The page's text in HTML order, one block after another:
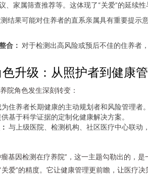
、家属筛查推荐等。这体现了“关爱”的延续性
结果可能对住养者的直系亲属具有重要提示
合： 对于检测出高风险或预后不佳的住养者
升级：从照护者到健康
院角色发生深刻转变：
为住养者长期健康的主动规划者和风险管理者。
基于科学证据的定制化健康解决方案。
与上级医院、检测机构、社区医疗中心联动
基因检测在疗养院”，这一主题勾勒出的，
关爱”的精度。它让健康管理更前瞻，让医疗